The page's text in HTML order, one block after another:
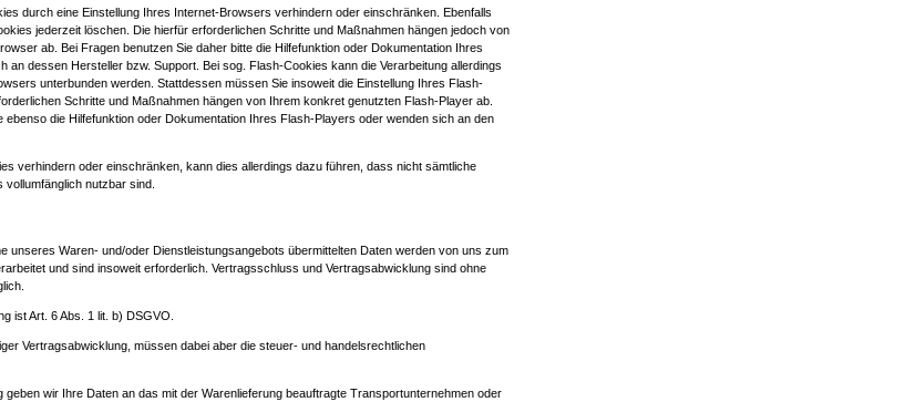
durch eine Einstellung Ihres Internet-Browsers verhindern oder einschränken. Ebenfalls
jederzeit löschen. Die hierfür erforderlichen Schritte und Maßnahmen hängen jedoch von
ab. Bei Fragen benutzen Sie daher bitte die Hilfefunktion oder Dokumentation Ihres
an dessen Hersteller bzw. Support. Bei sog. Flash-Cookies kann die Verarbeitung allerdings
unterbunden werden. Stattdessen müssen Sie insoweit die Einstellung Ihres Flash-
Schritte und Maßnahmen hängen von Ihrem konkret genutzten Flash-Player ab.
ebenso die Hilfefunktion oder Dokumentation Ihres Flash-Players oder wenden sich an den
verhindern oder einschränken, kann dies allerdings dazu führen, dass nicht sämtliche
nutzbar sind.
unseres Waren- und/oder Dienstleistungsangebots übermittelten Daten werden von uns zum
und sind insoweit erforderlich. Vertragsschluss und Vertragsabwicklung sind ohne
ist Art. 6 Abs. 1 lit. b) DSGVO.
Vertragsabwicklung, müssen dabei aber die steuer- und handelsrechtlichen
geben wir Ihre Daten an das mit der Warenlieferung beauftragte Transportunternehmen oder